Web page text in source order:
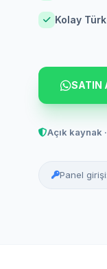
Kolay
SATIN
Açık kaynak
Panel